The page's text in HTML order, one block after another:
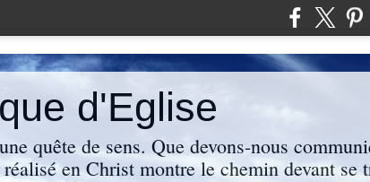
d'Eglise
quête de sens. Que devons-nous
en Christ montre le chemin devant se